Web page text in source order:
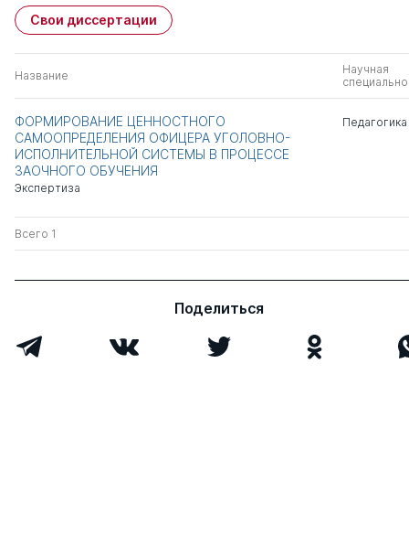
Свои диссертации
Название
Научная
ФОРМИРОВАНИЕ ЦЕННОСТНОГО
САМООПРЕДЕЛЕНИЯ ОФИЦЕРА УГОЛОВНО-
ИСПОЛНИТЕЛЬНОЙ СИСТЕМЫ В ПРОЦЕССЕ
ЗАОЧНОГО ОБУЧЕНИЯ
Экспертиза
Педагогика
Всего 1
Поделиться